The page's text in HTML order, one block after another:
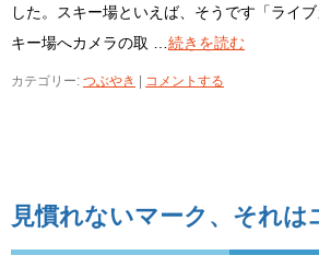
した。スキー場といえば、そうです「ライ
キー場へカメラの取 … 続きを読む
カテゴリー: つぶやき コメントする
見慣れないマーク、それは